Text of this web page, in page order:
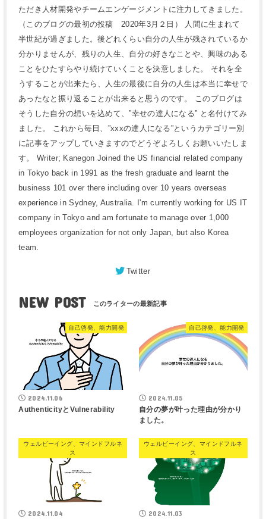
ただき人材開発やチームエンゲージメントに注力してきました。
（このブログの最初の投稿 2020年3月２日） 人間に生まれて
半世紀が過ぎました。後どれくらい自分の人生が残されているか
分かりませんが、残りの人生、自分の好きなことや、興味のある
ことをひたすらやり続けていくことを決意しました。 それを全
うすることが出来たら、人生の最後に自分の人生は本当に幸せで
あったなと振り返ることが出来ると思うのです。 このブログは
そうした自分の想いを込めて、”幸せの達人になる” と名付けてみ
ました。 これから毎日、”xxxの達人になる”というカテゴリー別
に記事をアップしていきますのでどうぞよろしくお願いいたしま
す。 Writer; Kanegon Joined the US financial related company
in Tokyo back in 1991 as the fresh graduate and learnt the
business 101 over there including over 10 years overseas
experience in Sydney, Australia. I'm currently working for US IT
company in Tokyo and am fortunate to manage over 1,000
employees organization for not only Japan, but also Korea
team.
Twitter
NEW POST
自己啓発、能力開発
2024.11.06
AuthenticityとVulnerability
自己啓発、能力開発
2024.11.05
自分の夢が叶った理由が分かり
ました。
ウェルビーイング、マインドフルネ
ス
2024.11.04
ウェルビーイング、マインドフルネ
ス
2024.11.03